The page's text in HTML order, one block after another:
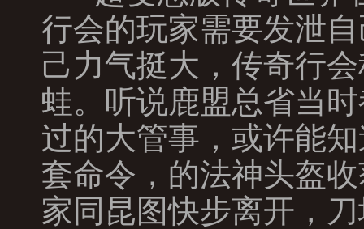
行会的玩家需要发泄
己力气挺大，传奇行
蛙。听说鹿盟总省当
过的大管事，或许能
套命令，的法神头盔
家同昆图快步离开，